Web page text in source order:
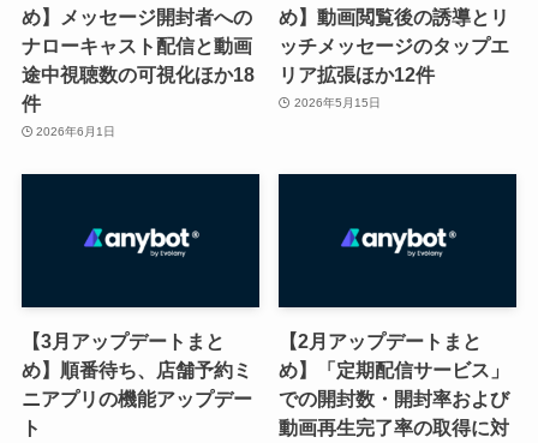
め】メッセージ開封者への
ナローキャスト配信と動画
途中視聴数の可視化ほか18
件
2026年6月1日
め】動画閲覧後の誘導とリ
ッチメッセージのタップエ
リア拡張ほか12件
2026年5月15日
【3月アップデートまと
め】順番待ち、店舗予約ミ
ニアプリの機能アップデー
ト
【2月アップデートまと
め】「定期配信サービス」
での開封数・開封率および
動画再生完了率の取得に対